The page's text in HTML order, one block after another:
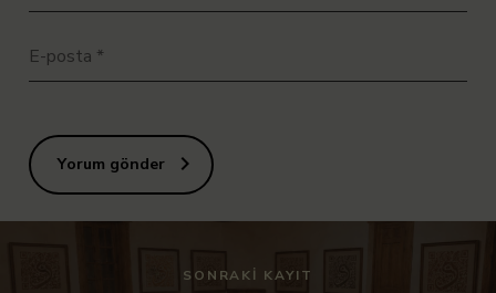
E-posta *
Yorum gönder
SONRAKI KAYIT